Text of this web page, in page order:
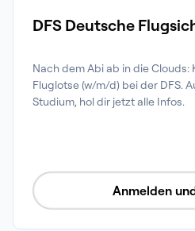
DFS Deutsche
Nach dem Abi ab in die Clouds:
Fluglotse (w/m/d) bei der DFS.
Studium, hol dir jetzt alle Infos.
Anmelden